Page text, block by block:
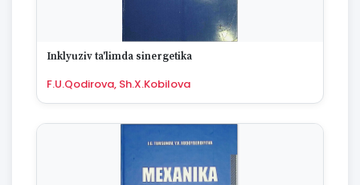
Inklyuziv ta'limda sinergetika
F.U.Qodirova, Sh.X.Kobilova